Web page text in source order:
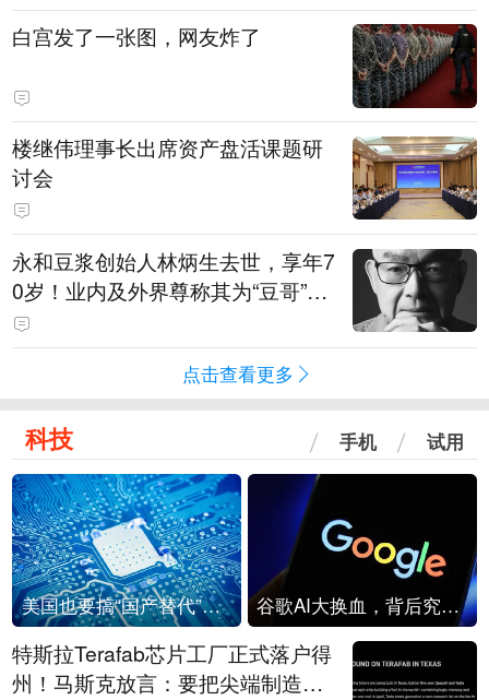
白宫发了一张图，网友炸了
楼继伟理事长出席资产盘活课题研
讨会
永和豆浆创始人林炳生去世，享年7
0岁！业内及外界尊称其为“豆哥”，
评价其“活出自己的精彩，是照亮别
人的灯塔”
点击查看更多
科技 手机 试用
美国也要搞“国产替代”？先算清三笔账 谷歌AI大换血，背后究竟发生了什么？
特斯拉Terafab芯片工厂正式落户得
州！马斯克放言：要把尖端制造带